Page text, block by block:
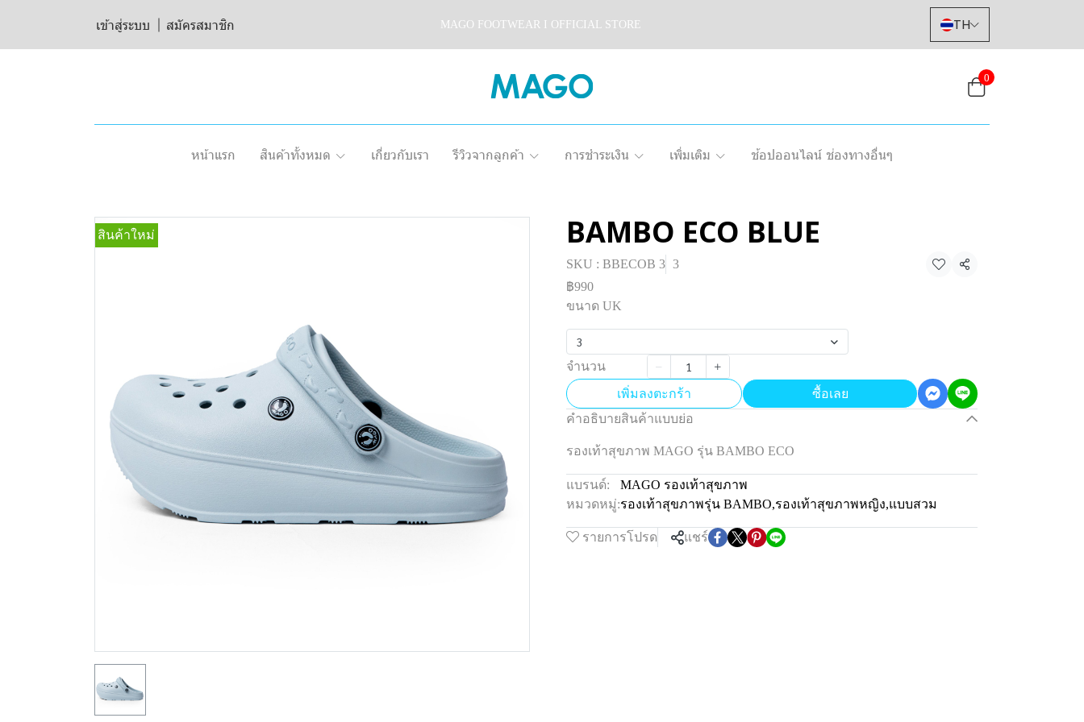
เข้าสู่ระบบ สมัครสมาชิก MAGO FOOTWEAR I OFFICIAL STORE TH
0
หน้าแรก สินค้าทั้งหมด เกี่ยวกับเรา รีวิวจากลูกค้า การชำระเงิน เพิ่มเติม ช้อปออนไลน์ ช่องทางอื่นๆ
สินค้าใหม่ BAMBO ECO BLUE
SKU : BBECOB 3 3
แชร์
฿990
ขนาด UK
3
จำนวน
เพิ่มลงตะกร้า
ซื้อเลย
คำอธิบายสินค้าแบบย่อ
รองเท้าสุขภาพ MAGO รุ่น BAMBO ECO
แบรนด์:
MAGO รองเท้าสุขภาพ
หมวดหมู่:รองเท้าสุขภาพรุ่น BAMBO,รองเท้าสุขภาพหญิง,แบบสวม
รายการโปรด แชร์